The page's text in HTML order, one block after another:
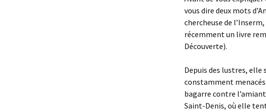
vous dire deux mots
chercheuse de
récemment un livre
Découverte).
Depuis des lustres,
constamment
bagarre contre
Saint-Denis, où elle